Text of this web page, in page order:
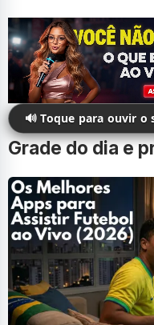
🔊 Toque para ouvir o
Grade do dia e